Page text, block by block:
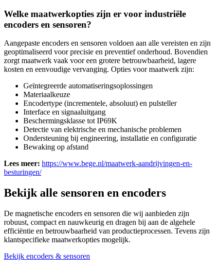
Welke maatwerkopties zijn er voor industriële
encoders en sensoren?
Aangepaste encoders en sensoren voldoen aan alle vereisten en zijn
geoptimaliseerd voor precisie en preventief onderhoud. Bovendien
zorgt maatwerk vaak voor een grotere betrouwbaarheid, lagere
kosten en eenvoudige vervanging. Opties voor maatwerk zijn:
Geïntegreerde automatiseringsoplossingen
Materiaalkeuze
Encodertype (incrementele, absoluut) en pulsteller
Interface en signaaluitgang
Beschermingsklasse tot IP69K
Detectie van elektrische en mechanische problemen
Ondersteuning bij engineering, installatie en configuratie
Bewaking op afstand
Lees meer: https://www.bege.nl/maatwerk-aandrijvingen-en-
besturingen/
Bekijk alle sensoren en encoders
De magnetische encoders en sensoren die wij aanbieden zijn
robuust, compact en nauwkeurig en dragen bij aan de algehele
efficiëntie en betrouwbaarheid van productieprocessen. Tevens zijn
klantspecifieke maatwerkopties mogelijk.
Bekijk encoders & sensoren